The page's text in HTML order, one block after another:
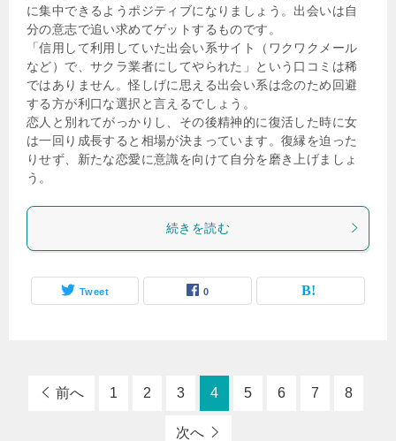
に集中できるようポジティブになりましょう。出会いは自
分の意志で追い求めてゲットするものです。
「信用して利用していた出会い系サイト（ワクワクメール
など）で、サクラ業者にしてやられた」という口コミは稀
ではありません。怪しげに思える出会い系は念のため回避
する方が利口な選択と言えるでしょう。
恋人と別れてがっかりし、その後精神的に復活した時に女
は一回り成長すると相場が決まっています。復縁を迫った
りせず、新たな恋愛に意識を向けて自分を磨き上げましょ
う。
続きを読む
Tweet 0
前へ 1 2 3 4 5 6 7 8
次へ